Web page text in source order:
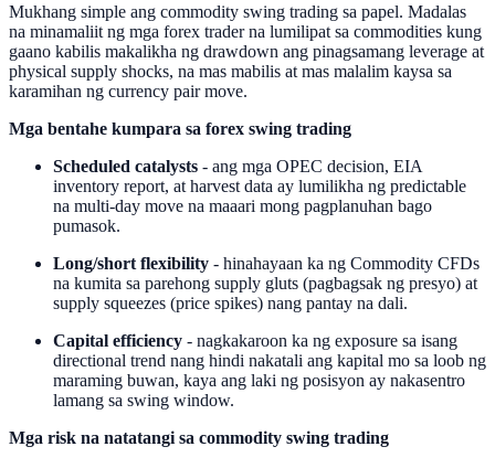
Mukhang simple ang commodity swing trading sa papel. Madalas
na minamaliit ng mga forex trader na lumilipat sa commodities kung
gaano kabilis makalikha ng drawdown ang pinagsamang leverage at
physical supply shocks, na mas mabilis at mas malalim kaysa sa
karamihan ng currency pair move.
Mga bentahe kumpara sa forex swing trading
Scheduled catalysts - ang mga OPEC decision, EIA
inventory report, at harvest data ay lumilikha ng predictable
na multi-day move na maaari mong pagplanuhan bago
pumasok.
Long/short flexibility - hinahayaan ka ng Commodity CFDs
na kumita sa parehong supply gluts (pagbagsak ng presyo) at
supply squeezes (price spikes) nang pantay na dali.
Capital efficiency - nagkakaroon ka ng exposure sa isang
directional trend nang hindi nakatali ang kapital mo sa loob ng
maraming buwan, kaya ang laki ng posisyon ay nakasentro
lamang sa swing window.
Mga risk na natatangi sa commodity swing trading